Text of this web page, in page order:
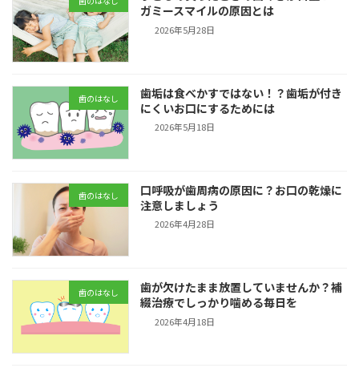
ガミースマイルの原因とは
2026年5月28日
歯のはなし
歯垢は食べかすではない！？歯垢が付き
にくいお口にするためには
2026年5月18日
歯のはなし
口呼吸が歯周病の原因に？お口の乾燥に
注意しましょう
2026年4月28日
歯のはなし
歯が欠けたまま放置していませんか？補
綴治療でしっかり噛める毎日を
2026年4月18日